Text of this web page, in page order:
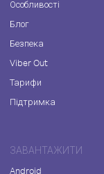
Особливості
Блог
Безпека
Viber Out
Тарифи
Підтримка
ЗАВАНТАЖИТИ
Android